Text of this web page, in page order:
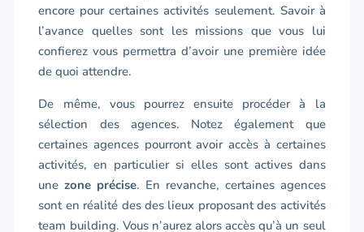
encore pour certaines activités seulement. Savoir à
l’avance quelles sont les missions que vous lui
confierez vous permettra d’avoir une première idée
de quoi attendre.
De même, vous pourrez ensuite procéder à la
sélection des agences. Notez également que
certaines agences pourront avoir accès à certaines
activités, en particulier si elles sont actives dans
unezone précise. En revanche, certaines agences
sont en réalité des des lieux proposant des activités
team building. Vous n’aurez alors accès qu’à un seul